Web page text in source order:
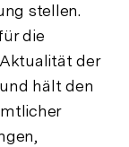
stellen.
die
der
hält den